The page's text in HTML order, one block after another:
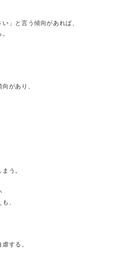
」と言う傾向があれば、
があり、
う。
、
する。